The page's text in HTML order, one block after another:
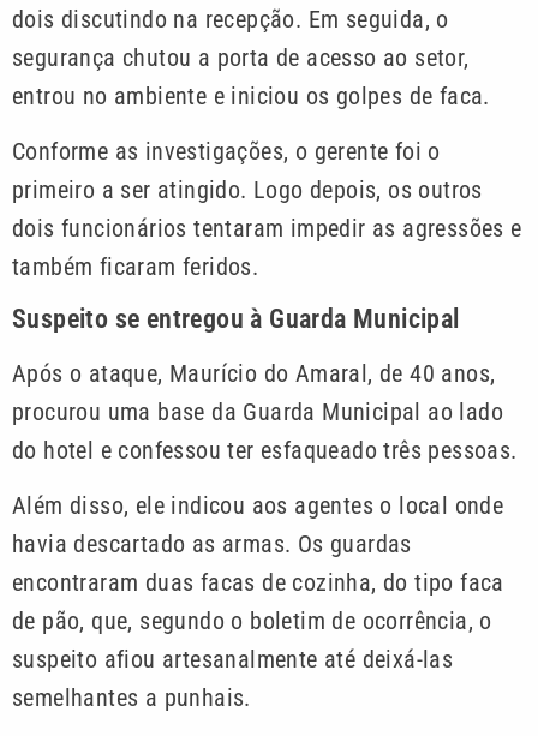
dois discutindo na recepção. Em seguida, o
segurança chutou a porta de acesso ao setor,
entrou no ambiente e iniciou os golpes de faca.
Conforme as investigações, o gerente foi o
primeiro a ser atingido. Logo depois, os outros
dois funcionários tentaram impedir as agressões e
também ficaram feridos.
Suspeito se entregou à Guarda Municipal
Após o ataque, Maurício do Amaral, de 40 anos,
procurou uma base da Guarda Municipal ao lado
do hotel e confessou ter esfaqueado três pessoas.
Além disso, ele indicou aos agentes o local onde
havia descartado as armas. Os guardas
encontraram duas facas de cozinha, do tipo faca
de pão, que, segundo o boletim de ocorrência, o
suspeito afiou artesanalmente até deixá-las
semelhantes a punhais.